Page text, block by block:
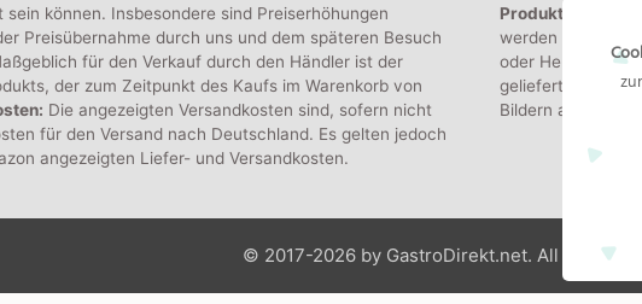
können. Insbesondere sind Preiserhöhungen
Preisübernahme durch uns und dem späteren Besuch
für den Verkauf durch den Händler ist der
der zum Zeitpunkt des Kaufs im Warenkorb von
Die angezeigten Versandkosten sind, sofern nicht
für den Versand nach Deutschland. Es gelten jedoch
angezeigten Liefer- und Versandkosten.
Produktbilder:
werden von den
oder Hersteller
gelieferte
Bildern abweichen.
© 2017-2026 by GastroDirekt.net. All Rights